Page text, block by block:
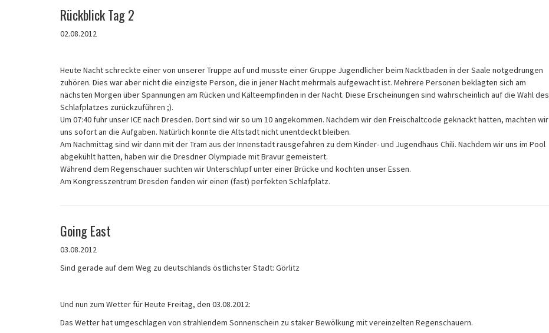
Rückblick Tag 2
02.08.2012
Heute Nacht schreckte einer von unserer Truppe auf und musste einer Gruppe Jugendlicher beim Nacktbaden in der Saale notgedrungen
zuhören. Dies war aber nicht die einzigste Person, die in jener Nacht mehrmals aufgewacht ist. Mehrere Personen beklagten sich am
nächsten Morgen über Spannungen am Rücken und Kälteempfinden in der Nacht. Diese Erscheinungen sind wahrscheinlich auf die Wahl des
Schlafplatzes zurückzuführen ;).
Um 07:40 fuhr unser ICE nach Dresden. Dort sind wir so um 10 angekommen. Nachdem wir den Freischaltcode geknackt hatten, machten wir
uns sofort an die Aufgaben. Natürlich konnte die Altstadt nicht unentdeckt bleiben.
Am Nachmittag sind wir dann mit der Tram aus der Innenstadt rausgefahren zu dem Kinder- und Jugendhaus Chili. Nachdem wir uns im Pool
abgekühlt hatten, haben wir die Dresdner Olympiade mit Bravur gemeistert.
Während dem Regenschauer suchten wir Unterschlupf unter einer Brücke und kochten unser Essen.
Am Kongresszentrum Dresden fanden wir einen (fast) perfekten Schlafplatz.
Going East
03.08.2012
Sind gerade auf dem Weg zu deutschlands östlichster Stadt: Görlitz
Und nun zum Wetter für Heute Freitag, den 03.08.2012:
Das Wetter hat umgeschlagen von strahlendem Sonnenschein zu staker Bewölkung mit vereinzelten Regenschauern.